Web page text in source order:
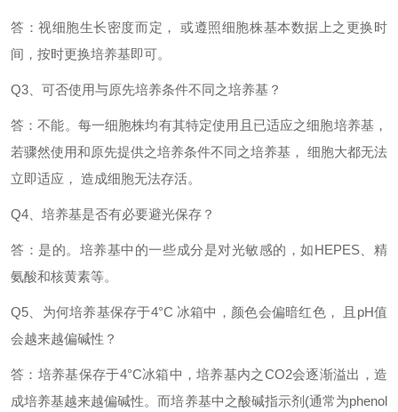
答：视细胞生长密度而定，
或遵照细胞株基本数据上之更换时
间，按时更换培养基即可。
Q3、可否使用与原先培养条件不同之培养基？
答：不能。每一细胞株均有其特定使用且已适应之细胞培养基，
若骤然使用和原先提供之培养条件不同之培养基， 细胞大都无法
立即适应， 造成细胞无法存活。
Q4、培养基是否有必要避光保存？
答：是的。培养基中的一些成分是对光敏感的，如HEPES、精
氨酸和核黄素等。
Q5、为何培养基保存于4°C 冰箱中，颜色会偏暗红色， 且pH值
会越来越偏碱性？
答：培养基保存于4°C冰箱中，培养基内之CO2会逐渐溢出，造
成培养基越来越偏碱性。而培养基中之酸碱指示剂(通常为phenol